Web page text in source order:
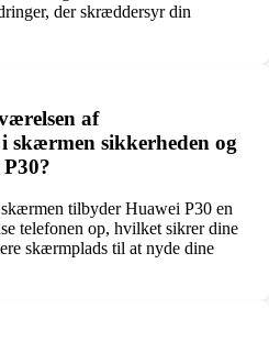
der skræddersyr din
af
skærmen sikkerheden og
tilbyder Huawei P30 en
telefonen op, hvilket sikrer dine
skærmplads til at nyde dine